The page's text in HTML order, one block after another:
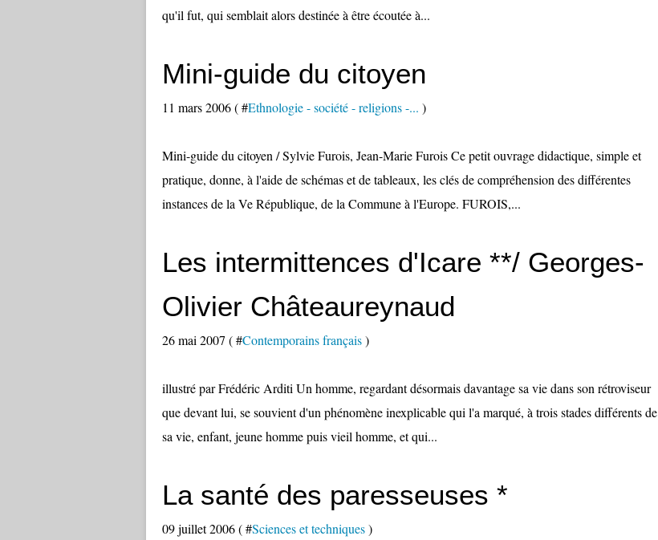
qu'il fut, qui semblait alors destinée à être écoutée à...
Mini-guide du citoyen
11 mars 2006 ( #Ethnologie - société - religions -... )
Mini-guide du citoyen / Sylvie Furois, Jean-Marie Furois Ce petit ouvrage didactique, simple et
pratique, donne, à l'aide de schémas et de tableaux, les clés de compréhension des différentes
instances de la Ve République, de la Commune à l'Europe. FUROIS,...
Les intermittences d'Icare **/ Georges-
Olivier Châteaureynaud
26 mai 2007 ( #Contemporains français)
illustré par Frédéric Arditi Un homme, regardant désormais davantage sa vie dans son rétroviseur
que devant lui, se souvient d'un phénomène inexplicable qui l'a marqué, à trois stades différents de
sa vie, enfant, jeune homme puis vieil homme, et qui...
La santé des paresseuses *
09 juillet 2006 ( #Sciences et techniques)